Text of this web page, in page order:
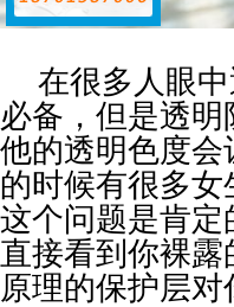
在很多人眼中
必备，但是透
他的透明色度
的时候有很多
这个问题是肯
直接看到你裸
原理的保护层对